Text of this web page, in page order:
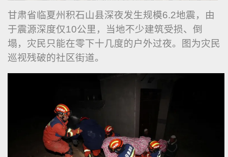
甘肃省临夏州积石山县深夜发生规模6.2地震，由
于震源深度仅10公里，当地不少建筑受损、倒
塌，灾民只能在零下十几度的户外过夜。图为灾民
巡视残破的社区街道。